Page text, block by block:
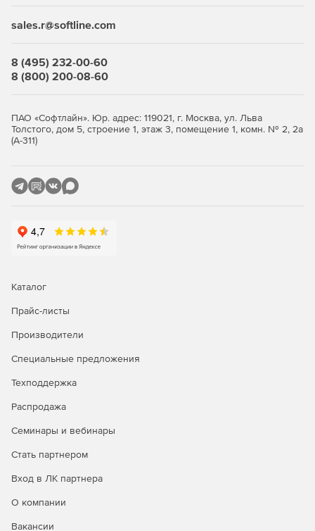
sales.r@softline.com
8 (495) 232-00-60
8 (800) 200-08-60
ПАО «Софтлайн». Юр. адрес: 119021, г. Москва, ул. Льва
Толстого, дом 5, строение 1, этаж 3, помещение 1, комн. № 2, 2а
(А-311)
Каталог
Прайс-листы
Производители
Специальные предложения
Техподдержка
Распродажа
Семинары и вебинары
Стать партнером
Вход в ЛК партнера
О компании
Вакансии